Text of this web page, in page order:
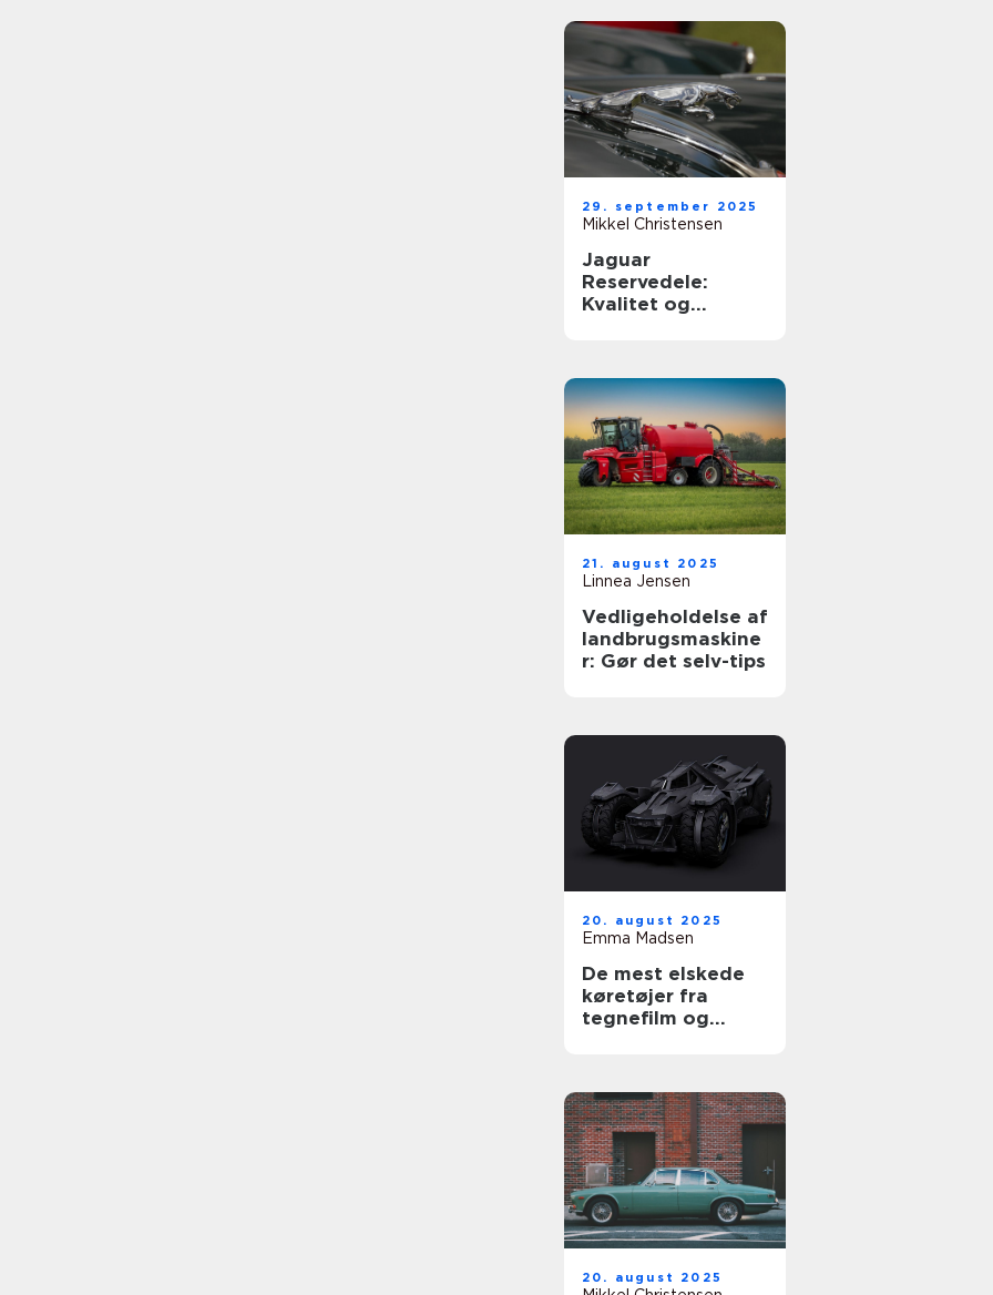
29. september 2025
Mikkel Christensen
Jaguar
Reservedele:
Kvalitet og
21. august 2025
Linnea Jensen
Vedligeholdelse af
landbrugsmaskine
r: Gør det selv-tips
20. august 2025
Emma Madsen
De mest elskede
køretøjer fra
tegnefilm og
20. august 2025